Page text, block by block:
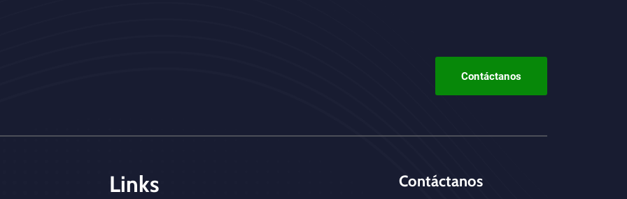
Contáctanos
Links Contáctanos